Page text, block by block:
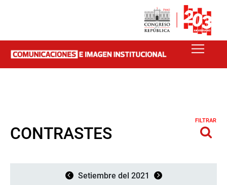
CONTRASTES
FILTRAR
Setiembre del 2021